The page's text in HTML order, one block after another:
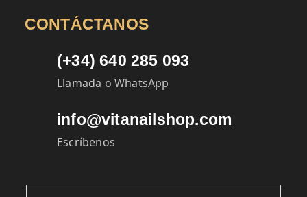
CONTÁCTANOS
(+34) 640 285 093
Llamada o WhatsApp
info@vitanailshop.com
Escríbenos